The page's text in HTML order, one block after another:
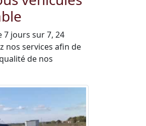
jours sur 7, 24
nos services afin de
de nos